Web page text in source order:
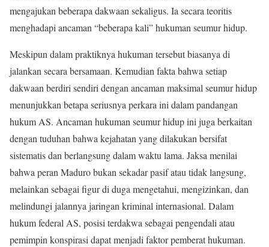
mengajukan beberapa dakwaan sekaligus. Ia secara teoritis
menghadapi ancaman “beberapa kali” hukuman seumur hidup.
Meskipun dalam praktiknya hukuman tersebut biasanya di
jalankan secara bersamaan. Kemudian fakta bahwa setiap
dakwaan berdiri sendiri dengan ancaman maksimal seumur hidup
menunjukkan betapa seriusnya perkara ini dalam pandangan
hukum AS. Ancaman hukuman seumur hidup ini juga berkaitan
dengan tuduhan bahwa kejahatan yang dilakukan bersifat
sistematis dan berlangsung dalam waktu lama. Jaksa menilai
bahwa peran Maduro bukan sekadar pasif atau tidak langsung,
melainkan sebagai figur di duga mengetahui, mengizinkan, dan
melindungi jalannya jaringan kriminal internasional. Dalam
hukum federal AS, posisi terdakwa sebagai pengendali atau
pemimpin konspirasi dapat menjadi faktor pemberat hukuman.